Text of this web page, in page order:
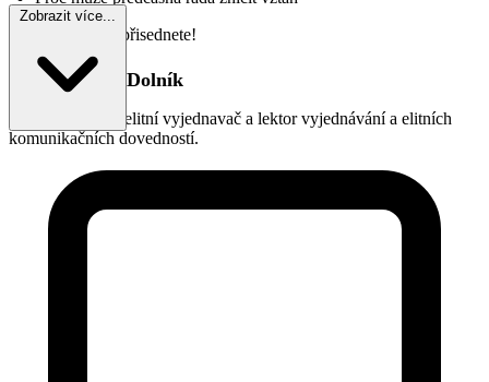
Těšíme se, že si přisednete!
Kdo je Adam Dolník
je elitní vyjednavač a lektor vyjednávání a elitních
komunikačních dovedností.
Zobrazit více...